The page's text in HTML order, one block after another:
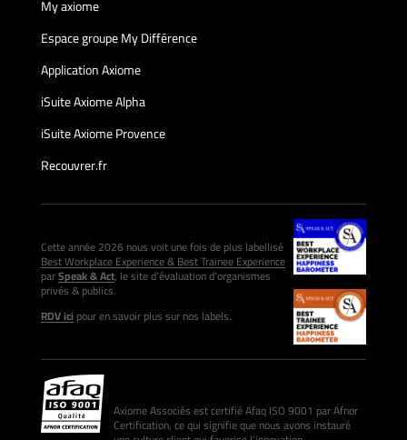
My axiome
Espace groupe My Différence
Application Axiome
iSuite Axiome Alpha
iSuite Axiome Provence
Recouvrer.fr
Cette année 2026 nous voit une fois de plus labellisé
Best Workplace Experience & Best Trainee Experience
parSpeak & Act, le site d’évaluation d’organismes
privés & publics.
RDV icipour en savoir plus sur nos labels.
Axiome Associés est certifié Afaq ISO 9001 par Afnor
Certification, ce qui signifie que nous avons instauré